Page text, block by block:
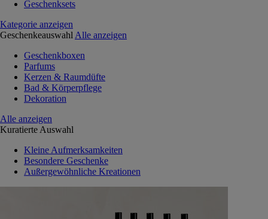
Geschenksets
Kategorie anzeigen
Geschenkeauswahl Alle anzeigen
Geschenkboxen
Parfums
Kerzen & Raumdüfte
Bad & Körperpflege
Dekoration
Alle anzeigen
Kuratierte Auswahl
Kleine Aufmerksamkeiten
Besondere Geschenke
Außergewöhnliche Kreationen